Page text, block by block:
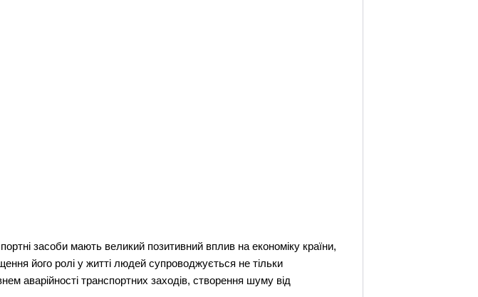
засоби мають великий позитивний вплив на економіку країни,
його ролі у житті людей супроводжується не тільки
аварійності транспортних заходів, створення шуму від